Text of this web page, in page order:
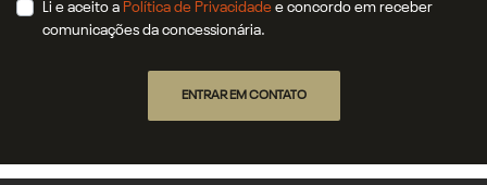
Li e aceito a Política de Privacidade e concordo em receber
comunicações da concessionária.
ENTRAR EM CONTATO